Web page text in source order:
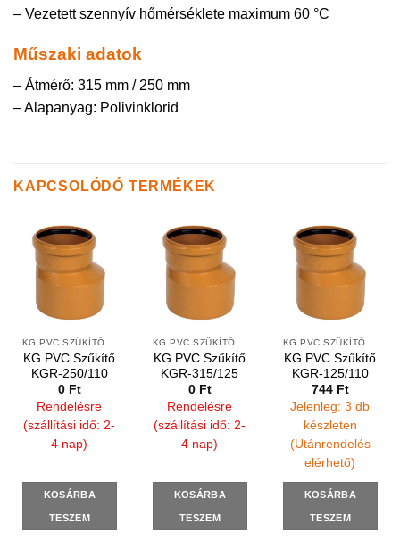
– Vezetett szennyív hőmérséklete maximum 60 °C
Műszaki adatok
– Átmérő: 315 mm / 250 mm
– Alapanyag: Polivinklorid
KAPCSOLÓDÓ TERMÉKEK
KG PVC SZŰKÍTŐ IDOMOK
KG PVC Szűkítő
KGR-250/110
0 Ft
Rendelésre
(szállítási idő: 2-
4 nap)
KOSÁRBA
TESZEM
KG PVC SZŰKÍTŐ IDOMOK
KG PVC Szűkítő
KGR-315/125
0 Ft
Rendelésre
(szállítási idő: 2-
4 nap)
KOSÁRBA
TESZEM
KG PVC SZŰKÍTŐ IDOMOK
KG PVC Szűkítő
KGR-125/110
744 Ft
Jelenleg: 3 db
készleten
(Utánrendelés
elérhető)
KOSÁRBA
TESZEM